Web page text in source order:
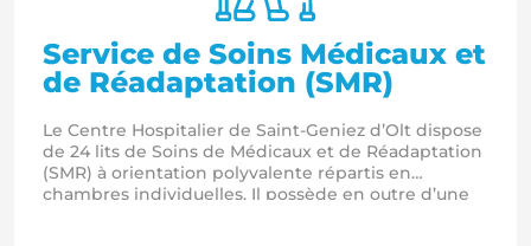
Service de Soins Médicaux et
de Réadaptation (SMR)
Le Centre Hospitalier de Saint-Geniez d’Olt dispose
de 24 lits de Soins de Médicaux et de Réadaptation
(SMR) à orientation polyvalente répartis en
chambres individuelles. Il possède en outre d’une